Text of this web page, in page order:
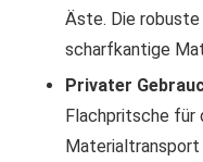
Äste. Die
scharfkantige
Privater
Flachpritsche für
Materialtransport